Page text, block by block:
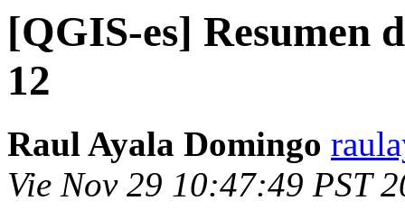
[QGIS-es] Resumen
12
Raul Ayala Domingo
Vie Nov 29 10:47:49 PST